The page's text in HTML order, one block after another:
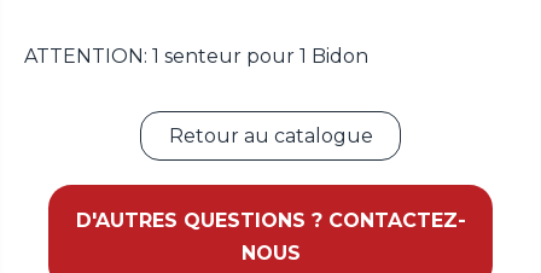
ATTENTION: 1 senteur pour 1 Bidon
Retour au catalogue
D'AUTRES QUESTIONS ? CONTACTEZ-
NOUS